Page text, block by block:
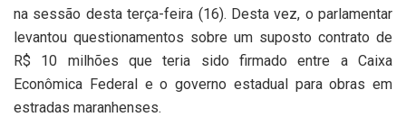
na sessão desta terça-feira (16). Desta vez, o parlamentar
levantou questionamentos sobre um suposto contrato de
R$ 10 milhões que teria sido firmado entre a Caixa
Econômica Federal e o governo estadual para obras em
estradas maranhenses.